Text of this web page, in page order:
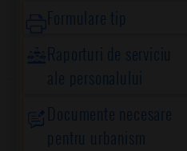
Formulare tip
Raporturi de serviciu
ale personalului
Documente necesare
pentru urbanism